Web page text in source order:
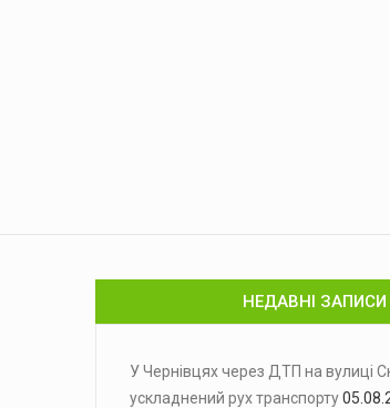
НЕДАВНІ ЗАПИСИ
У Чернівцях через ДТП на вулиці
ускладнений рух транспорту